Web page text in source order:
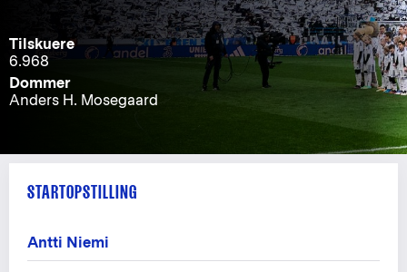
Tilskuere
6.968
Dommer
Anders H. Mosegaard
STARTOPSTILLING
Antti Niemi